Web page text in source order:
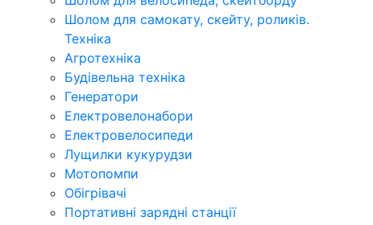
Шолом для самокату, скейту, роликів.
Техніка
Агротехніка
Будівельна техніка
Генератори
Електровелонабори
Електровелосипеди
Лущилки кукурудзи
Мотопомпи
Обігрівачі
Портативні зарядні станції